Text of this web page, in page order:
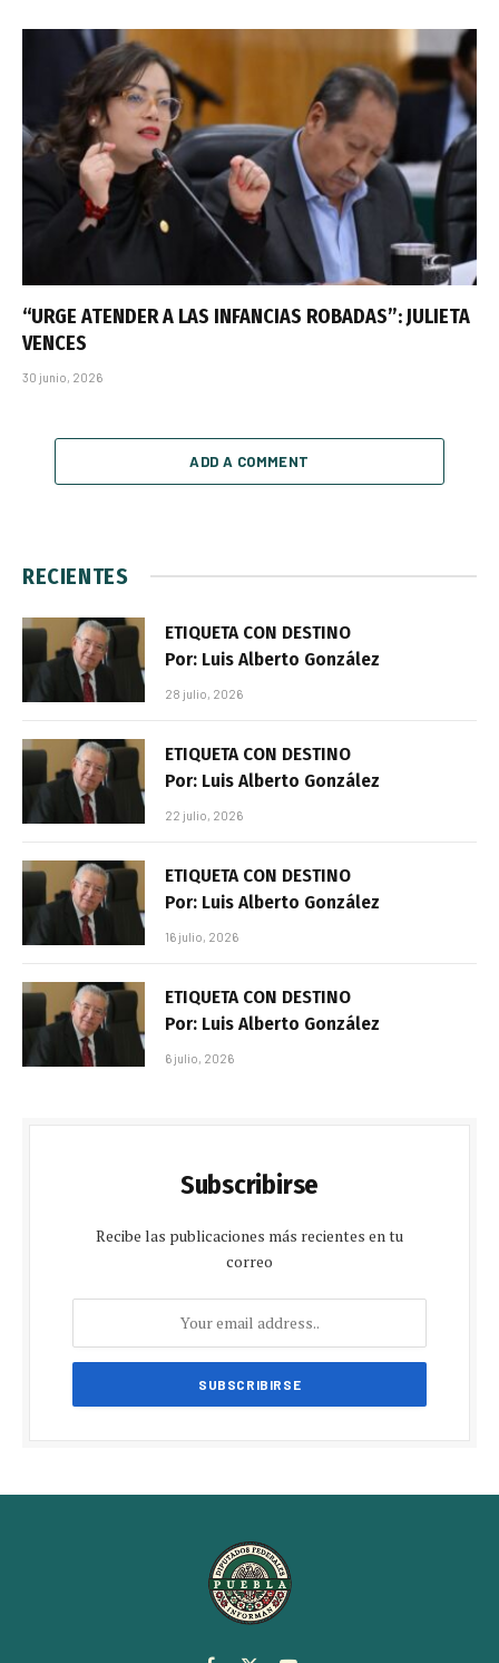
“URGE ATENDER A LAS INFANCIAS ROBADAS”: JULIETA
VENCES
30 junio, 2026
ADD A COMMENT
RECIENTES
ETIQUETA CON DESTINO
Por: Luis Alberto González
28 julio, 2026
ETIQUETA CON DESTINO
Por: Luis Alberto González
22 julio, 2026
ETIQUETA CON DESTINO
Por: Luis Alberto González
16 julio, 2026
ETIQUETA CON DESTINO
Por: Luis Alberto González
6 julio, 2026
Subscribirse
Recibe las publicaciones más recientes en tu
correo